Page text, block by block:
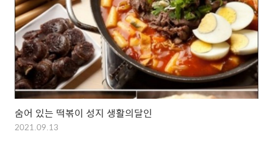
숨어 있는 떡볶이 성지 생활의달인
2021.09.13